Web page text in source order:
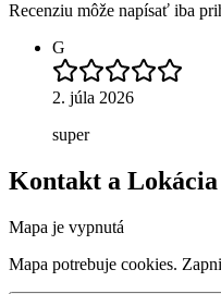
Recenziu môže napísať iba
G
2. júla 2026
super
Kontakt a Lokácia
Mapa je vypnutá
Mapa potrebuje cookies.